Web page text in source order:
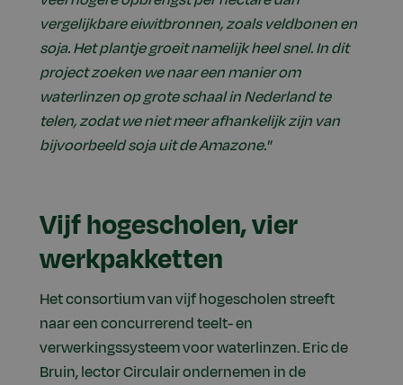
vergelijkbare eiwitbronnen, zoals veldbonen en
soja. Het plantje groeit namelijk heel snel. In dit
project zoeken we naar een manier om
waterlinzen op grote schaal in Nederland te
telen, zodat we niet meer afhankelijk zijn van
bijvoorbeeld soja uit de Amazone."
Vijf hogescholen, vier
werkpakketten
Het consortium van vijf hogescholen streeft
naar een concurrerend teelt- en
verwerkingssysteem voor waterlinzen. Eric de
Bruin, lector Circulair ondernemen in de